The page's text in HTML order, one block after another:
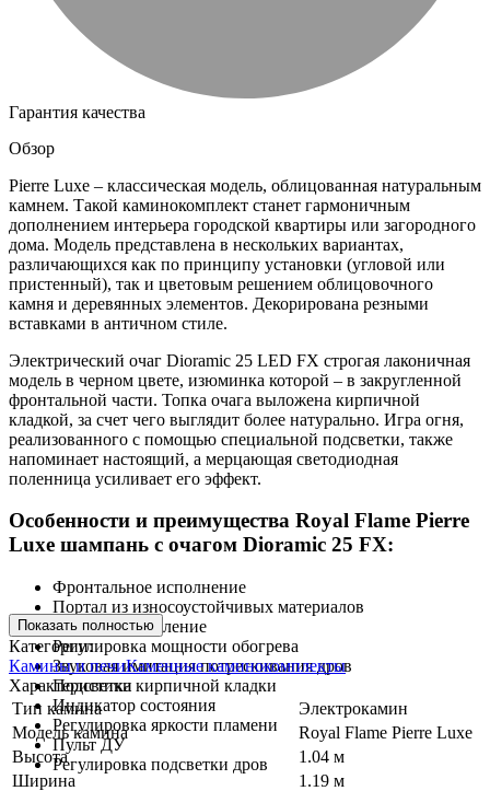
Гарантия качества
Обзор
Pierre Luxe – классическая модель, облицованная натуральным
камнем. Такой каминокомплект станет гармоничным
дополнением интерьера городской квартиры или загородного
дома. Модель представлена в нескольких вариантах,
различающихся как по принципу установки (угловой или
пристенный), так и цветовым решением облицовочного
камня и деревянных элементов. Декорирована резными
вставками в античном стиле.
Электрический очаг Dioramic 25 LED FX строгая лаконичная
модель в черном цвете, изюминка которой – в закругленной
фронтальной части. Топка очага выложена кирпичной
кладкой, за счет чего выглядит более натурально. Игра огня,
реализованного с помощью специальной подсветки, также
напоминает настоящий, а мерцающая светодиодная
поленница усиливает его эффект.
Особенности и преимущества Royal Flame Pierre
Luxe шампань c очагом Dioramic 25 FX:
Фронтальное исполнение
Портал из износоустойчивых материалов
Удобное управление
Регулировка мощности обогрева
Звуковая имитация потрескивания дров
Подсветка кирпичной кладки
Индикатор состояния
Регулировка яркости пламени
Пульт ДУ
Регулировка подсветки дров
Показать полностью
Категории:
Камины и печиКаменные каминокомплекты
Характеристики
Тип камина
Электрокамин
Модель камина
Royal Flame Pierre Luxe
Высота
1.04 м
Ширина
1.19 м